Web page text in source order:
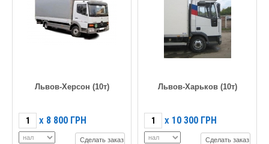
Львов-Херсон (10т)
X 8 800 ГРН
Сделать заказ
Львов-Харьков (10т)
X 10 300 ГРН
Сделать заказ